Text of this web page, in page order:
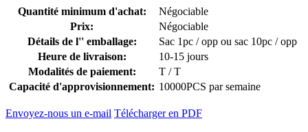
Quantité minimum d'achat:
Négociable
Prix:
Négociable
Détails de l'' emballage:
Sac 1pc / opp ou sac 10pc / opp
Heure de livraison:
10-15 jours
Modalités de paiement:
T / T
Capacité d'approvisionnement: 10000PCS par semaine
Envoyez-nous un e-mail Télécharger en PDF